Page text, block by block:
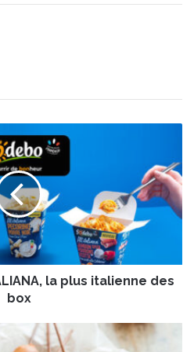
la plus italienne des
box